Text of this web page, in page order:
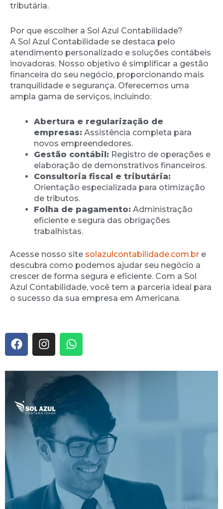
tributária.
Por que escolher a Sol Azul Contabilidade?
A Sol Azul Contabilidade se destaca pelo
atendimento personalizado e soluções contábeis
inovadoras. Nosso objetivo é simplificar a gestão
financeira do seu negócio, proporcionando mais
tranquilidade e segurança. Oferecemos uma
ampla gama de serviços, incluindo:
Abertura e regularização de
empresas: Assistência completa para
novos empreendedores.
Gestão contábil: Registro de operações e
elaboração de demonstrativos financeiros.
Consultoria fiscal e tributária:
Orientação especializada para otimização
de tributos.
Folha de pagamento: Administração
eficiente e segura das obrigações
trabalhistas.
Acesse nosso site solazulcontabilidade.com.br e
descubra como podemos ajudar seu negócio a
crescer de forma segura e eficiente. Com a Sol
Azul Contabilidade, você tem a parceria ideal para
o sucesso da sua empresa em Americana.
F
a
c
e
o
k
I
n
s
t
a
g
r
a
m
W
h
a
t
a
p